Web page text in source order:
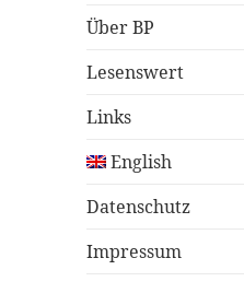
Über BP
Lesenswert
Links
English
Datenschutz
Impressum